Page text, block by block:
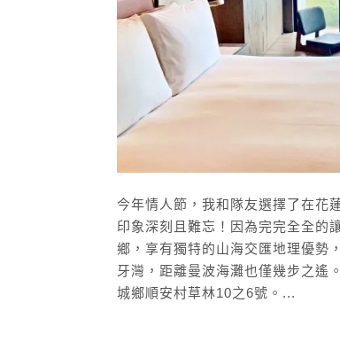
今年情人節，我和隊友選擇了在花
印象深刻且難忘！因為完完全全的
鄉，享有獨特的山海交匯地理優勢
牙灣，距離曼波海灘也僅幾步之遙
城鄉順安村草林10之6號。...